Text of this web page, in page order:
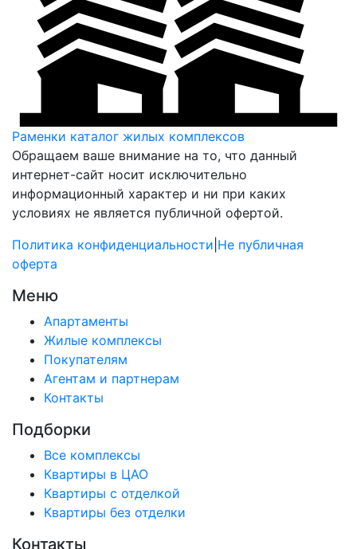
Раменки каталог жилых комплексов
Обращаем ваше внимание на то, что данный
интернет-сайт носит исключительно
информационный характер и ни при каких
условиях не является публичной офертой.
Политика конфиденциальности Не публичная
оферта
Меню
Апартаменты
Жилые комплексы
Покупателям
Агентам и партнерам
Контакты
Подборки
Все комплексы
Квартиры в ЦАО
Квартиры с отделкой
Квартиры без отделки
Контакты